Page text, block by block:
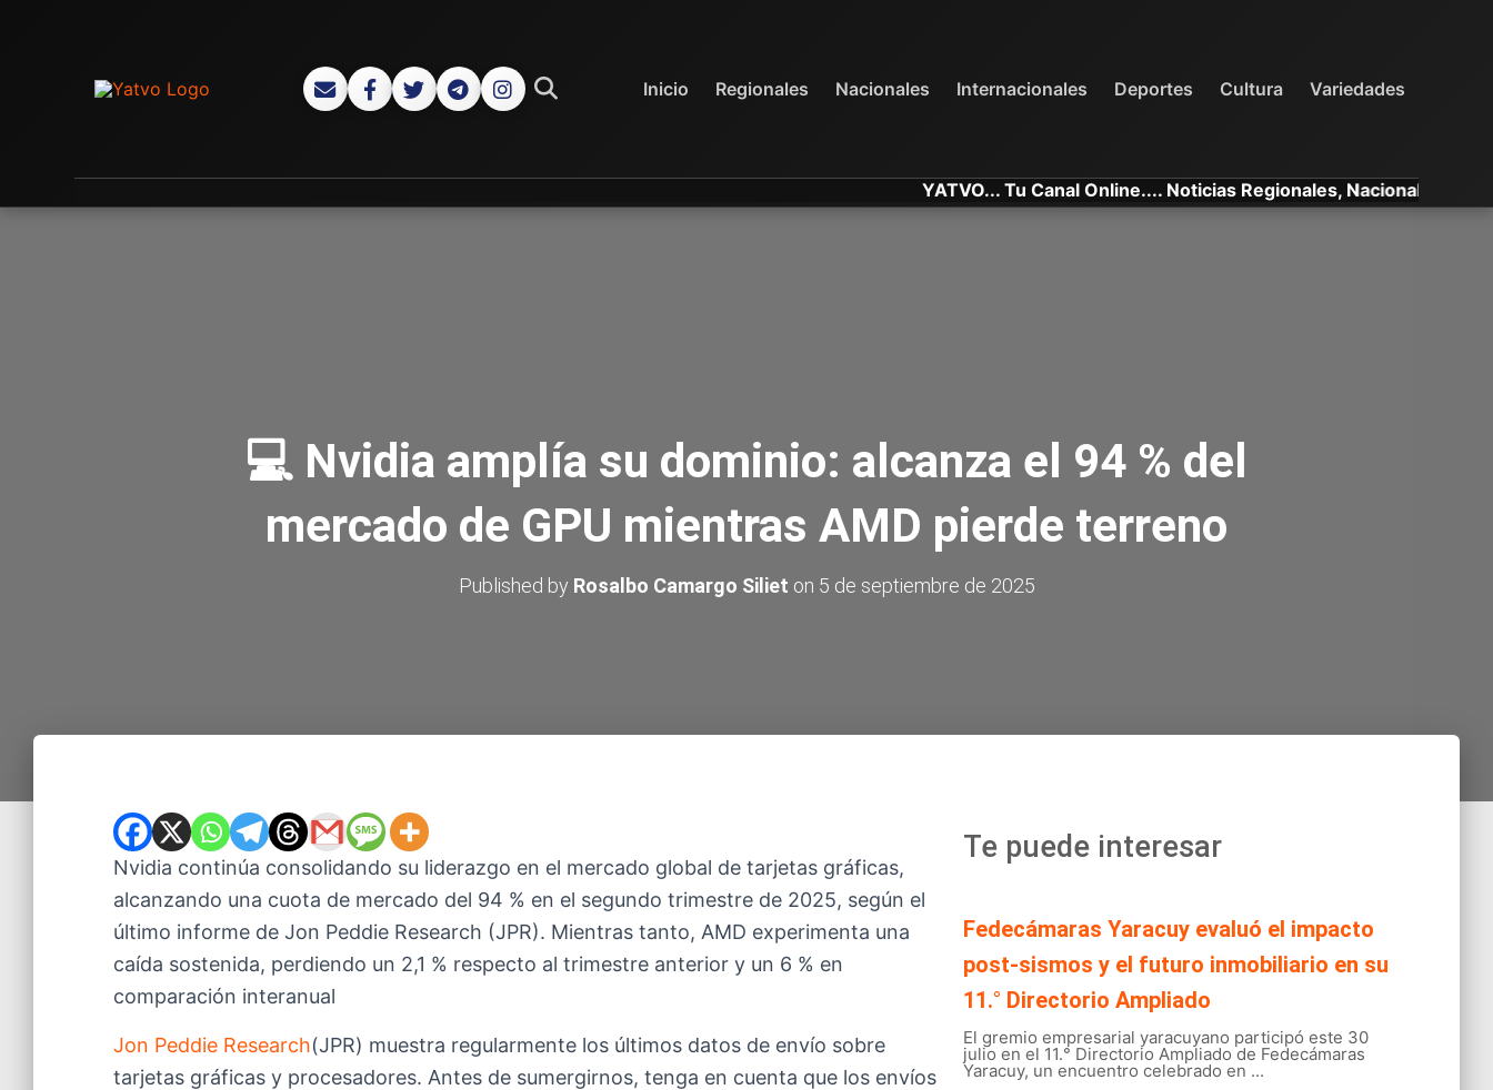
Inicio Regionales Nacionales Internacionales Deportes Cultura Variedades
YATVO... Tu Canal Online.... Noticias Regionales, Nacionales e
💻 Nvidia amplía su dominio: alcanza el 94 % del
mercado de GPU mientras AMD pierde terreno
Published by Rosalbo Camargo Siliet on 5 de septiembre de 2025
Nvidia continúa consolidando su liderazgo en el mercado global de tarjetas gráficas,
alcanzando una cuota de mercado del 94 % en el segundo trimestre de 2025, según el
último informe de Jon Peddie Research (JPR). Mientras tanto, AMD experimenta una
caída sostenida, perdiendo un 2,1 % respecto al trimestre anterior y un 6 % en
comparación interanual
Jon Peddie Research(JPR) muestra regularmente los últimos datos de envío sobre
tarjetas gráficas y procesadores. Antes de sumergirnos, tenga en cuenta que los envíos
Te puede interesar
Fedecámaras Yaracuy evaluó el impacto
post-sismos y el futuro inmobiliario en su
11.° Directorio Ampliado
El gremio empresarial yaracuyano participó este 30
julio en el 11.° Directorio Ampliado de Fedecámaras
Yaracuy, un encuentro celebrado en ...